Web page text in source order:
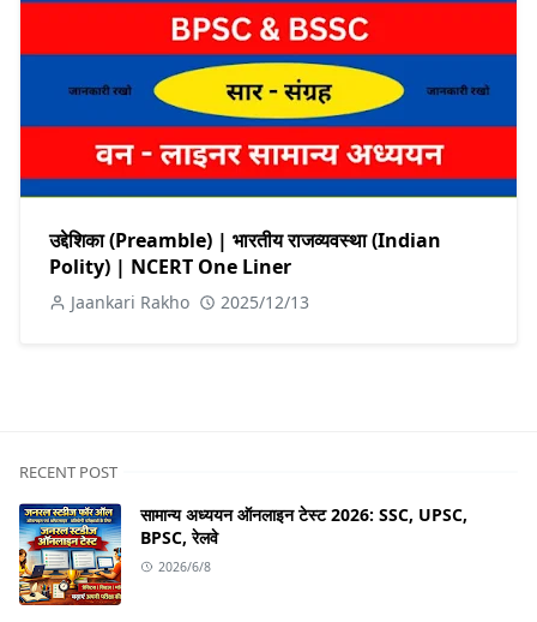
उद्देशिका (Preamble) | भारतीय राजव्यवस्था (Indian
Polity) | NCERT One Liner
Jaankari Rakho 2025/12/13
RECENT POST
सामान्य अध्ययन ऑनलाइन टेस्ट 2026: SSC, UPSC,
BPSC, रेलवे
2026/6/8